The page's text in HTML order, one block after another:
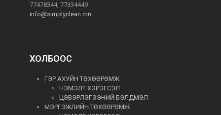
77478344, 77334449
info@simplyclean.mn
ХОЛБООС
ГЭР АХУЙН ТӨХӨӨРӨМЖ
НЭМЭЛТ ХЭРЭГСЭЛ
ЦЭВЭРЛЭГЭЭНИЙ БЭЛДМЭЛ
МЭРГЭЖЛИЙН ТӨХӨӨРӨМЖ